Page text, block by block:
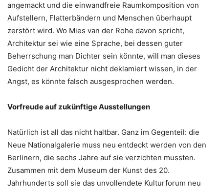
angemackt und die einwandfreie Raumkomposition von
Aufstellern, Flatterbändern und Menschen überhaupt
zerstört wird. Wo Mies van der Rohe davon spricht,
Architektur sei wie eine Sprache, bei dessen guter
Beherrschung man Dichter sein könnte, will man dieses
Gedicht der Architektur nicht deklamiert wissen, in der
Angst, es könnte falsch ausgesprochen werden.
Vorfreude auf zukünftige Ausstellungen
Natürlich ist all das nicht haltbar. Ganz im Gegenteil: die
Neue Nationalgalerie muss neu entdeckt werden von den
Berlinern, die sechs Jahre auf sie verzichten mussten.
Zusammen mit dem Museum der Kunst des 20.
Jahrhunderts soll sie das unvollendete Kulturforum neu